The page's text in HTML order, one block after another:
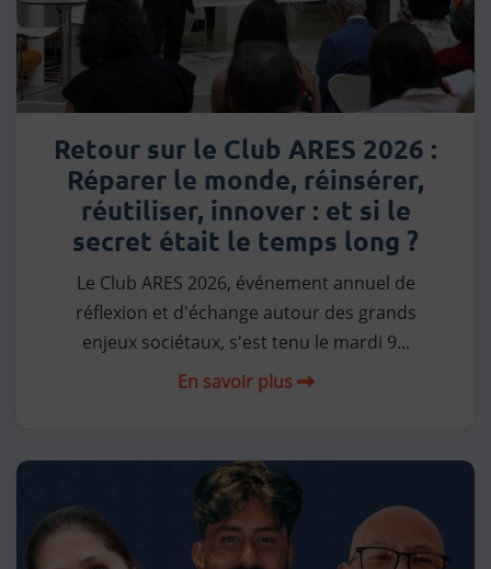
Retour sur le Club ARES 2026 :
Réparer le monde, réinsérer,
réutiliser, innover : et si le
secret était le temps long ?
Le Club ARES 2026, événement annuel de
réflexion et d'échange autour des grands
enjeux sociétaux, s'est tenu le mardi 9...
En savoir plus